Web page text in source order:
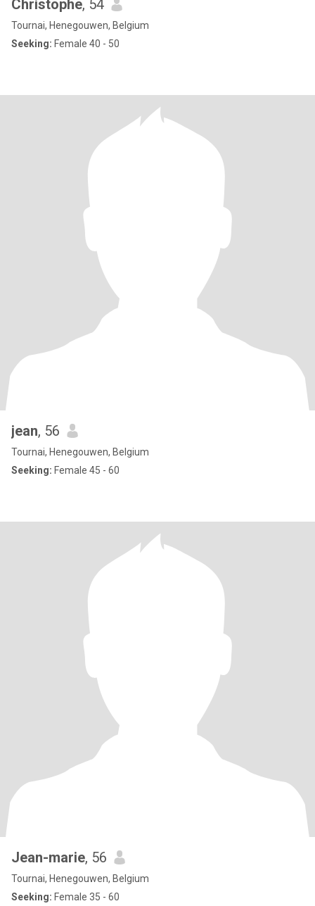
Christophe, 54
Tournai, Henegouwen, Belgium
Seeking: Female 40 - 50
jean, 56
Tournai, Henegouwen, Belgium
Seeking: Female 45 - 60
Jean-marie, 56
Tournai, Henegouwen, Belgium
Seeking: Female 35 - 60